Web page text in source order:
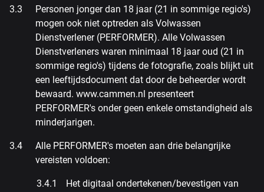
Personen jonger dan 18 jaar (21 in sommige regio's)
mogen ook niet optreden als Volwassen
Dienstverlener (PERFORMER). Alle Volwassen
Dienstverleners waren minimaal 18 jaar oud (21 in
sommige regio's) tijdens de fotografie, zoals blijkt uit
een leeftijdsdocument dat door de beheerder wordt
bewaard. www.cammen.nl presenteert
PERFORMER's onder geen enkele omstandigheid als
minderjarigen.
Alle PERFORMER's moeten aan drie belangrijke
vereisten voldoen:
Het digitaal ondertekenen/bevestigen van